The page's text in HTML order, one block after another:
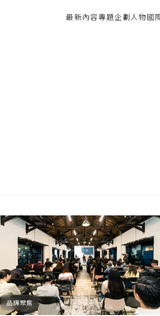
最新內容 專題企劃 人物 國
品牌聚焦